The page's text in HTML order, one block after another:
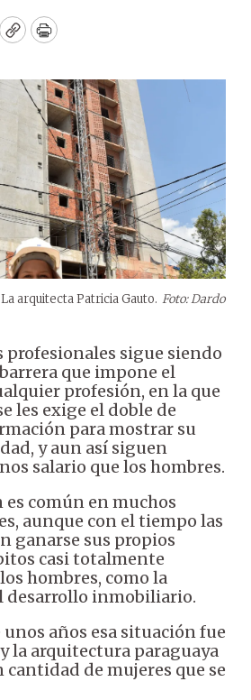
CopyPrint
La arquitecta Patricia Gauto. Foto: Dardo
profesionales sigue siendo
que impone el
profesión, en la que
les exige el doble de
para mostrar su
y aun así siguen
salario que los hombres.
es común en muchos
aunque con el tiempo las
ganarse sus propios
casi totalmente
hombres, como la
desarrollo inmobiliario.
unos años esa situación fue
la arquitectura paraguaya
de mujeres que se